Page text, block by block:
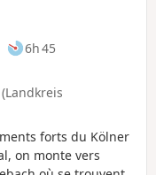
6h 45
forts du Kölner
on monte vers